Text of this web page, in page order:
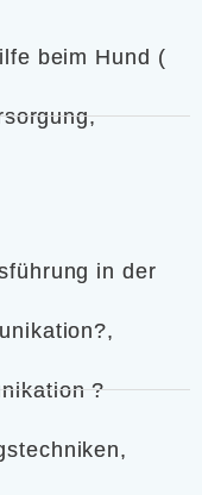
beim Hund (
in der
?